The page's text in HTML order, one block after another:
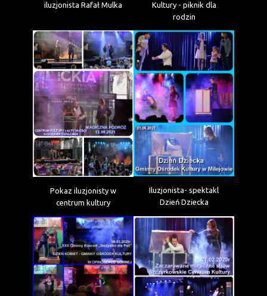
iluzjonista Rafał Mulka
Kultury - piknik dla
rodzin
Pokaz iluzjonisty w
centrum kultury
Iluzjonista- spektakl
Dzień Dziecka